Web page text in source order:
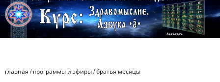
главная / программы и эфиры /братья месяцы